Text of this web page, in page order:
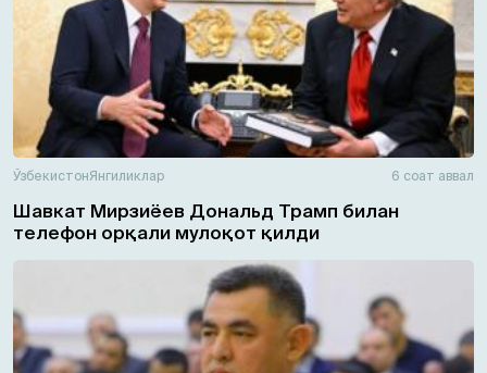
ЎзбекистонЯнгиликлар 6 соат аввал
Шавкат Мирзиёев Дональд Трамп билан
телефон орқали мулоқот қилди